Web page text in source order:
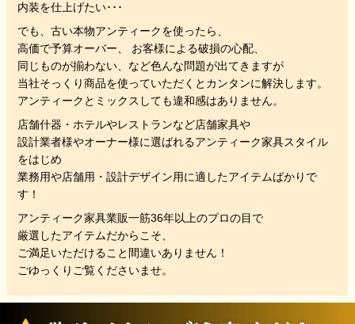
内装を仕上げたい･･･
でも、 古い本物アンティークを使ったら、
高価で予算オーバー、 お客様による破損の心配、
同じものが揃わない、 など色んな問題が出てきますが
当社そっくり商品を使っていただくと カンタンに解決します。
アンティークとミックスしても違和感はありません。
店舗什器・ホテルやレストランなど店舗家具や
設計業者様やオーナー様に選ばれるアンティーク家具スタイル
をはじめ
業務用や店舗用・設計デザイン用に適したアイテムばかりで
す！
アンティーク家具業販一筋36年以上のプロの目で
厳選したアイテムだからこそ、
ご満足いただけること間違いありません！
ごゆっくりご覧くださいませ。